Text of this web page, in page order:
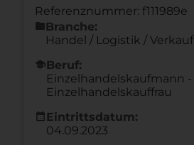
Referenznummer: f111989e
folderBranche:
Handel / Logistik / Verkauf
schoolBeruf:
Einzelhandelskaufmann -
Einzelhandelskauffrau
calendar_month Eintrittsdatum:
04.09.2023